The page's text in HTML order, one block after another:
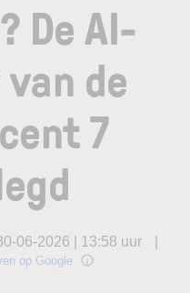
De AI-
de
7
06-2026 | 13:58 uur
op Google